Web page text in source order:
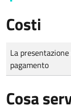
Costi
Tipo di pagamento
Importo
La
pagamento
Cosa